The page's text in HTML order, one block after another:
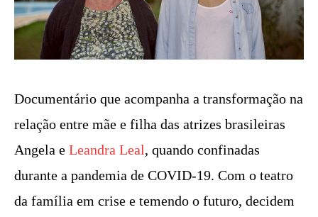
Documentário que acompanha a transformação na
relação entre mãe e filha das atrizes brasileiras
Angela e Leandra Leal, quando confinadas
durante a pandemia de COVID-19. Com o teatro
da família em crise e temendo o futuro, decidem